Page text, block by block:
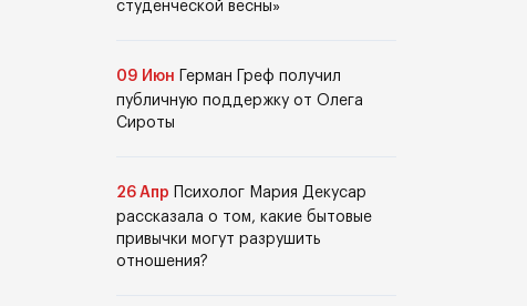
студенческой весны»
09 Июн
Герман Греф получил
публичную поддержку от Олега
Сироты
26 Апр
Психолог Мария Декусар
рассказала о том, какие бытовые
привычки могут разрушить
отношения?